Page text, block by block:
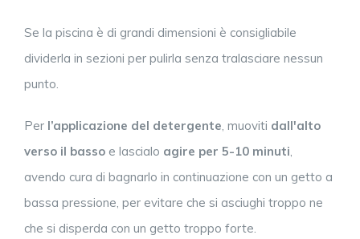
Se la piscina è di grandi dimensioni è consigliabile
dividerla in sezioni per pulirla senza tralasciare nessun
punto.
Per l’applicazione del detergente, muoviti dall'alto
verso il basso e lascialo agire per 5-10 minuti,
avendo cura di bagnarlo in continuazione con un getto a
bassa pressione, per evitare che si asciughi troppo ne
che si disperda con un getto troppo forte.